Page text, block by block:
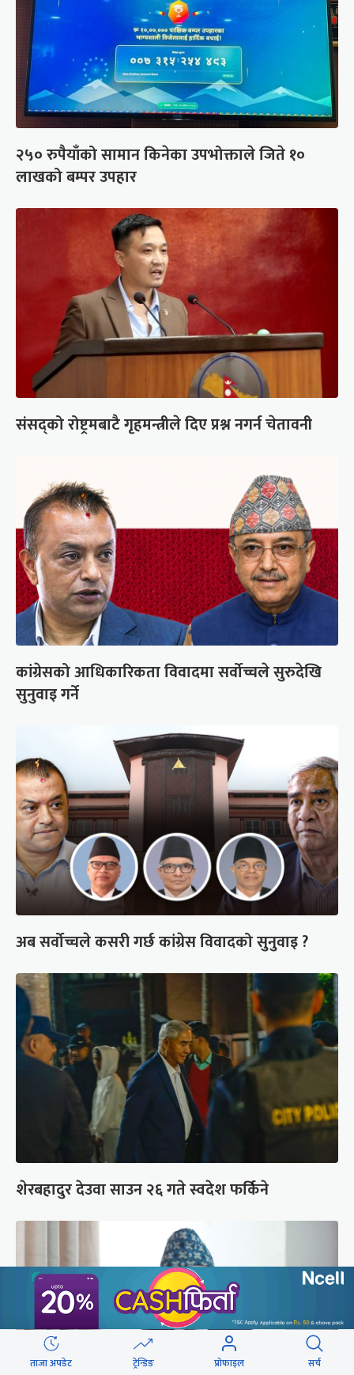
२५० रुपैयाँको सामान किनेका उपभोक्ताले जिते १०
लाखको बम्पर उपहार
संसद्को रोष्ट्रमबाटै गृहमन्त्रीले दिए प्रश्न नगर्न चेतावनी
कांग्रेसको आधिकारिकता विवादमा सर्वोच्चले सुरुदेखि
सुनुवाइ गर्ने
अब सर्वोच्चले कसरी गर्छ कांग्रेस विवादको सुनुवाइ ?
शेरबहादुर देउवा साउन २६ गते स्वदेश फर्किने
ताजा अपडेट ट्रेन्डिङ प्रोफाइल सर्च